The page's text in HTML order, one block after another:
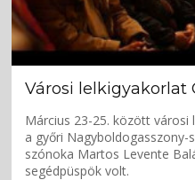
Városi lelkigyakorlat
Március 23-25. között
a győri Nagyboldogasszony-
szónoka Martos Levente
segédpüspök volt.